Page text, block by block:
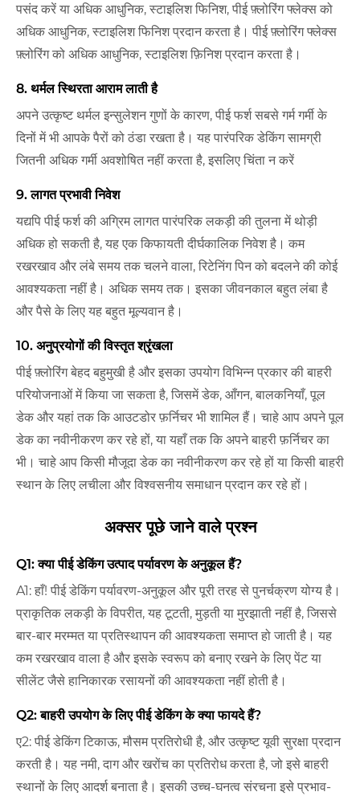
पसंद करें या अधिक आधुनिक, स्टाइलिश फिनिश, पीई फ़्लोरिंग फ्लेक्स को
अधिक आधुनिक, स्टाइलिश फिनिश प्रदान करता है। पीई फ़्लोरिंग फ्लेक्स
फ़्लोरिंग को अधिक आधुनिक, स्टाइलिश फ़िनिश प्रदान करता है।
8. थर्मल स्थिरता आराम लाती है
अपने उत्कृष्ट थर्मल इन्सुलेशन गुणों के कारण, पीई फर्श सबसे गर्म गर्मी के
दिनों में भी आपके पैरों को ठंडा रखता है। यह पारंपरिक डेकिंग सामग्री
जितनी अधिक गर्मी अवशोषित नहीं करता है, इसलिए चिंता न करें
9. लागत प्रभावी निवेश
यद्यपि पीई फर्श की अग्रिम लागत पारंपरिक लकड़ी की तुलना में थोड़ी
अधिक हो सकती है, यह एक किफायती दीर्घकालिक निवेश है। कम
रखरखाव और लंबे समय तक चलने वाला, रिटेनिंग पिन को बदलने की कोई
आवश्यकता नहीं है। अधिक समय तक। इसका जीवनकाल बहुत लंबा है
और पैसे के लिए यह बहुत मूल्यवान है।
10. अनुप्रयोगों की विस्तृत श्रृंखला
पीई फ़्लोरिंग बेहद बहुमुखी है और इसका उपयोग विभिन्न प्रकार की बाहरी
परियोजनाओं में किया जा सकता है, जिसमें डेक, आँगन, बालकनियाँ, पूल
डेक और यहां तक ​​कि आउटडोर फ़र्निचर भी शामिल हैं। चाहे आप अपने पूल
डेक का नवीनीकरण कर रहे हों, या यहाँ तक कि अपने बाहरी फ़र्निचर का
भी। चाहे आप किसी मौजूदा डेक का नवीनीकरण कर रहे हों या किसी बाहरी
स्थान के लिए लचीला और विश्वसनीय समाधान प्रदान कर रहे हों।
अक्सर पूछे जाने वाले प्रश्न
Q1: क्या पीई डेकिंग उत्पाद पर्यावरण के अनुकूल हैं?
A1: हाँ! पीई डेकिंग पर्यावरण-अनुकूल और पूरी तरह से पुनर्चक्रण योग्य है।
प्राकृतिक लकड़ी के विपरीत, यह टूटती, मुड़ती या मुरझाती नहीं है, जिससे
बार-बार मरम्मत या प्रतिस्थापन की आवश्यकता समाप्त हो जाती है। यह
कम रखरखाव वाला है और इसके स्वरूप को बनाए रखने के लिए पेंट या
सीलेंट जैसे हानिकारक रसायनों की आवश्यकता नहीं होती है।
Q2: बाहरी उपयोग के लिए पीई डेकिंग के क्या फायदे हैं?
ए2: पीई डेकिंग टिकाऊ, मौसम प्रतिरोधी है, और उत्कृष्ट यूवी सुरक्षा प्रदान
करती है। यह नमी, दाग और खरोंच का प्रतिरोध करता है, जो इसे बाहरी
स्थानों के लिए आदर्श बनाता है। इसकी उच्च-घनत्व संरचना इसे प्रभाव-